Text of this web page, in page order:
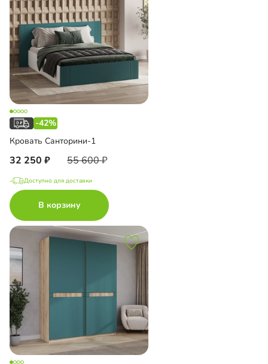
-42%
Кровать Санторини-1
32 250 55 600
Доступно для доставки
В корзину